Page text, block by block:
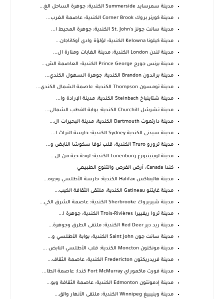
مدينة سمرسايد Summerside الكندية: جوهرة الساحل الغ...
مدينة كورنر بروك Corner Brook الكندية: عاصمة الغرب...
مدينة سانت جونز St. John's الكندية: جوهرة المحيط ا...
مدينة كيلونا Kelowna الكندية: لؤلؤة وادي أوكاناجان...
مدينة لندن London الكندية: مدينة الغابات ومنارة ال...
مدينة برنس جورج Prince George الكندية: العاصمة الش...
مدينة براندون Brandon الكندية: جوهرة السهول الكندي...
مدينة تومسون Thompson الكندية: عاصمة الشمال الكندي...
مدينة شتاينباخ Steinbach الكندية: مدينة الإرادة وا...
مدينة تشرشل Churchill الكندية: بوابة القطب الشمالي...
مدينة دارتموث Dartmouth الكندية: مدينة البحيرات ال...
مدينة سيدني الكندية Sydney الكندية: حارسة التراث ا...
مدينة ترورو Truro الكندية: قلب نوفا سكوشا النابض و...
مدينة لوينينبورغ Lunenburg الكندية: لوحة حية من ال...
كندا Canada: أرض الفرص والتنوع الطبيعي
مدينة هاليفاكس Halifax الكندية: حارسة الأطلسي وجوه...
مدينة غايتنو Gatineau الكندية: ملتقى الثقافة الكيب...
مدينة شيربروك Sherbrooke الكندية: عاصمة الشرق الكي...
مدينة تروا ريفييرا Trois-Rivières الكندية: جوهرة ا...
مدينة ريد دير Red Deer الكندية: ملتقى الطرق وجوهرة...
مدينة سانت جون Saint John الكندية: بوابة الأطلسي و...
مدينة مونكتون Moncton الكندية: قلب الأطلسي النابض ...
مدينة فريدريكتون Fredericton الكندية: عاصمة الثقاف...
مدينة فورت ماكموراي Fort McMurray كندا: عاصمة الطا...
مدينة إدمونتون Edmonton الكندية: عاصمة الثقافة وبو...
مدينة وينيبيغ Winnipeg الكندية: ملتقى الأنهار والق...